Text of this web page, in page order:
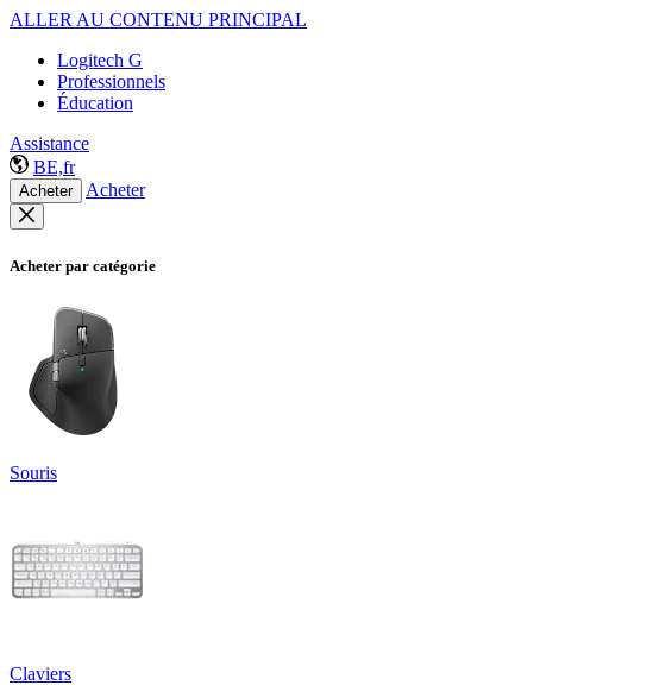
ALLER AU CONTENU PRINCIPAL
Logitech G
Professionnels
Éducation
Assistance
BE,fr
Acheter Acheter
Acheter par catégorie
Souris
Claviers